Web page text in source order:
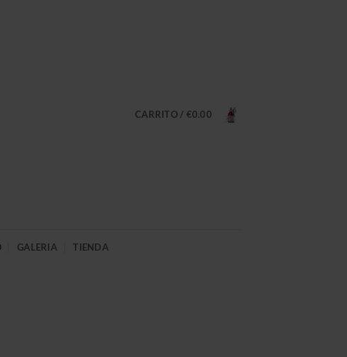
CARRITO / €0.00
GALERIA TIENDA